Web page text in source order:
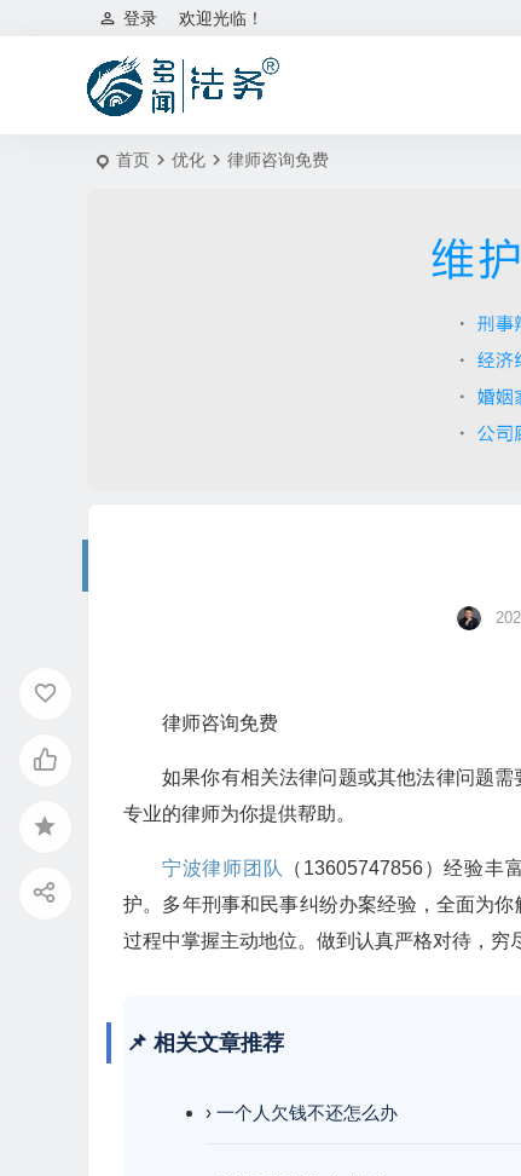
欢迎光临！
登录
首页 优化 律师咨询免费
律师咨询免费
如果你有相关法律问题或其他法律问题
专业的律师为你提供帮助。
宁波律师团队
（13605747856）经验
护。多年刑事和民事纠纷办案经验，全面为
过程中掌握主动地位。做到认真严格对待，穷
📌 相关文章推荐
› 一个人欠钱不还怎么办